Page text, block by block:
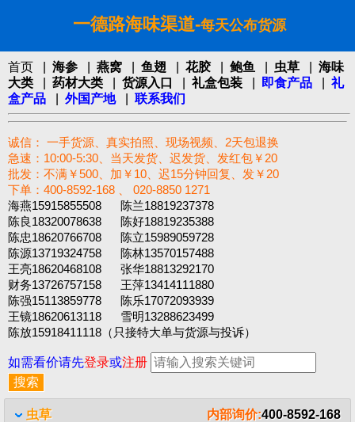
一德路海味渠道-每天公布货源
首页 海参 燕窝 鱼翅 花胶 鲍鱼 虫草
海味
大类
药材大类 货源入口 礼盒包装 即食产品
礼
盒产品
外国产地| 联系我们
诚信： 一手货源、真实拍照、现场视频、2天包退换
急速：10:00-5:30、当天发货、迟发货、发红包￥20
批发：不满￥500、加￥10、迟15分钟回复、发￥20
下单：400-8592-168 、 020-8850 1271‬
海燕15915855508 陈兰18819237378
陈良18320078638 陈好18819235388
陈忠18620766708 陈立15989059728
陈源13719324758 陈林13570157488
王亮18620468108 张华18813292170
财务13726757158 王萍13414111880
陈强15113859778 陈乐17072093939
王镜18620613118 雪明13288623499
陈放15918411118（只接特大单与货源与投诉）
如需看价请先登录或注册
虫草 内部询价:400-8592-168